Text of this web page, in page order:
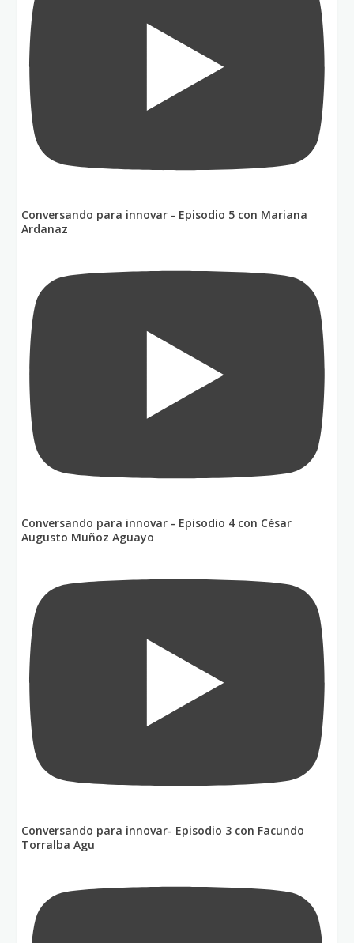
Conversando para innovar - Episodio 5 con Mariana
Ardanaz
Conversando para innovar - Episodio 4 con César
Augusto Muñoz Aguayo
Conversando para innovar- Episodio 3 con Facundo
Torralba Agu